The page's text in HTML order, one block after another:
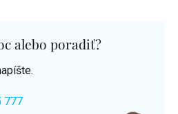
alebo poradiť?
777